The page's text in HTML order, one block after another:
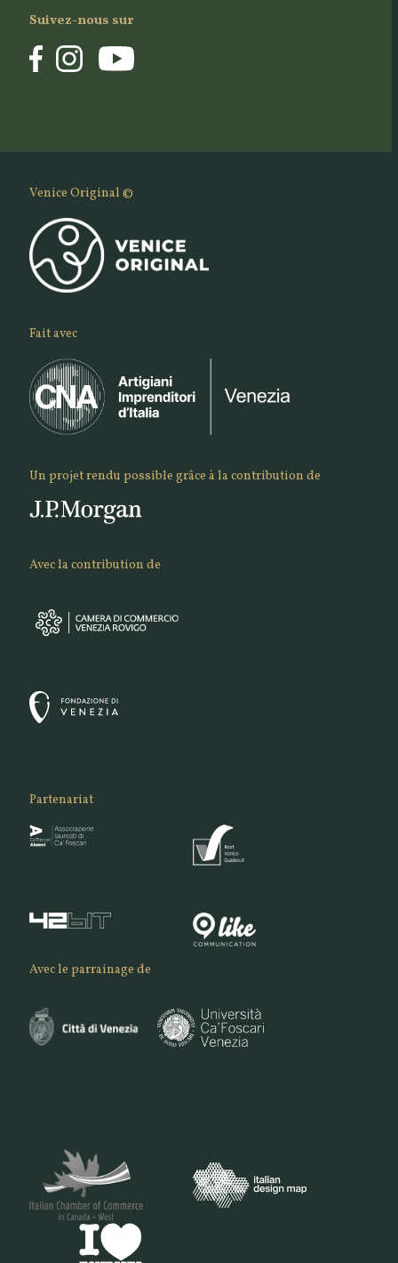
Suivez-nous sur
Venice Original ©
Fait avec
Un projet rendu possible grâce à la contribution de
Avec la contribution de
Partenariat
Avec le parrainage de